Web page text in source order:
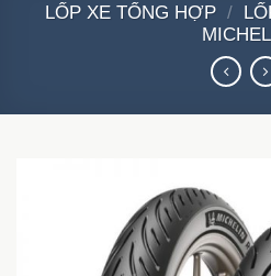
LỐP XE TỔNG HỢP /